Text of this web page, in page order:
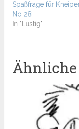
Spaßfrage für
No 28
In "Lustig"
Ähnliche